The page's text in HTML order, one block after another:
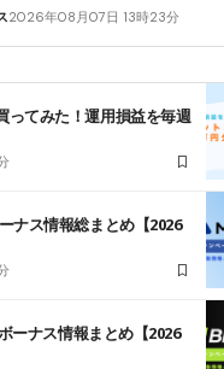
2026年08月07日 13時23分
ってみた！運用損益を毎週
ナス情報総まとめ【2026
ナス情報まとめ【2026